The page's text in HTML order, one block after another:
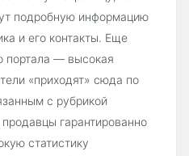
подробную информацию
и его контакты. Еще
портала — высокая
«приходят» сюда по
с рубрикой
гарантированно
статистику